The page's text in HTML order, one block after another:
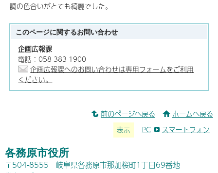
調の色合いがとても綺麗でした。
このページに関するお問い合わせ
企画広報課
電話：058-383-1900
企画広報課へのお問い合わせは専用フォームをご利用
ください。
前のページへ戻る ホームへ戻る
表示 PC スマートフォン
各務原市役所
〒504-8555 岐阜県各務原市那加桜町1丁目69番地